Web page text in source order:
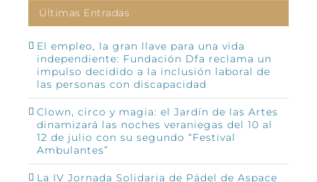
Últimas Entradas
El empleo, la gran llave para una vida
independiente: Fundación Dfa reclama un
impulso decidido a la inclusión laboral de
las personas con discapacidad
Clown, circo y magia: el Jardín de las Artes
dinamizará las noches veraniegas del 10 al
12 de julio con su segundo “Festival
Ambulantes”
La IV Jornada Solidaria de Pádel de Aspace